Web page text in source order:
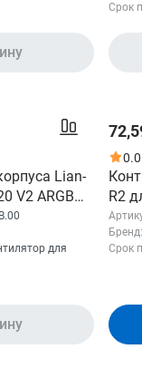
Срок
Lian-
V2 ARGB
4-pin
Ret
для
0.0
R2
Бренд:
Срок